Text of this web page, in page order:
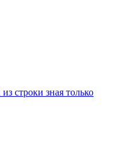
строки зная только